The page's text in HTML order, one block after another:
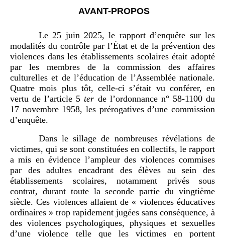
AVANT-PROPOS
Le 25 juin 2025, le rapport d’enquête sur les
modalités du contrôle par l’État et de la prévention des
violences dans les établissements scolaires était adopté
par les membres de la commission des affaires
culturelles et de l’éducation de l’Assemblée nationale.
Quatre mois plus tôt, celle-ci s’était vu conférer, en
vertu de l’article 5ter de l’ordonnance n° 58-1100 du
17 novembre 1958, les prérogatives d’une commission
d’enquête.
Dans le sillage de nombreuses révélations de
victimes, qui se sont constituées en collectifs, le rapport
a mis en évidence l’ampleur des violences commises
par des adultes encadrant des élèves au sein des
établissements scolaires, notamment privés sous
contrat, durant toute la seconde partie du vingtième
siècle. Ces violences allaient de « violences éducatives
ordinaires » trop rapidement jugées sans conséquence, à
des violences psychologiques, physiques et sexuelles
d’une violence telle que les victimes en portent